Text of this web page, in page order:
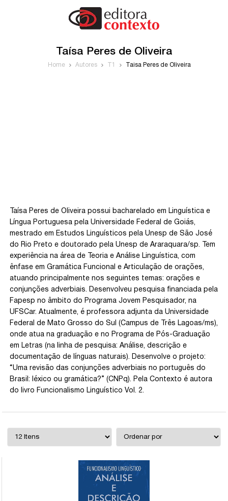
Taísa Peres de Oliveira
Home Autores T1 Taísa Peres de Oliveira
Taísa Peres de Oliveira possui bacharelado em Linguística e
Língua Portuguesa pela Universidade Federal de Goiás,
mestrado em Estudos Linguísticos pela Unesp de São José
do Rio Preto e doutorado pela Unesp de Araraquara/sp. Tem
experiência na área de Teoria e Análise Linguística, com
ênfase em Gramática Funcional e Articulação de orações,
atuando principalmente nos seguintes temas: orações e
conjunções adverbiais. Desenvolveu pesquisa financiada pela
Fapesp no âmbito do Programa Jovem Pesquisador, na
UFSCar. Atualmente, é professora adjunta da Universidade
Federal de Mato Grosso do Sul (Campus de Três Lagoas/ms),
onde atua na graduação e no Programa de Pós-Graduação
em Letras (na linha de pesquisa: Análise, descrição e
documentação de línguas naturais). Desenvolve o projeto:
“Uma revisão das conjunções adverbiais no português do
Brasil: léxico ou gramática?” (CNPq). Pela Contexto é autora
do livro Funcionalismo Linguístico Vol. 2.